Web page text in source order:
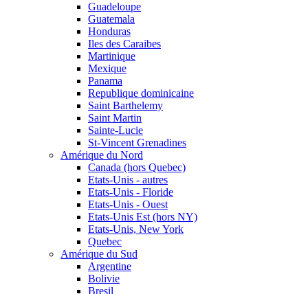
Guadeloupe
Guatemala
Honduras
Iles des Caraibes
Martinique
Mexique
Panama
Republique dominicaine
Saint Barthelemy
Saint Martin
Sainte-Lucie
St-Vincent Grenadines
Amérique du Nord
Canada (hors Quebec)
Etats-Unis - autres
Etats-Unis - Floride
Etats-Unis - Ouest
Etats-Unis Est (hors NY)
Etats-Unis, New York
Quebec
Amérique du Sud
Argentine
Bolivie
Bresil